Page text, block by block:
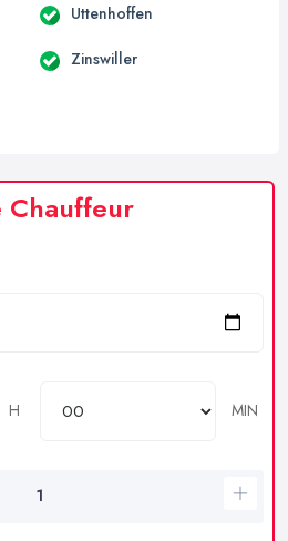
Uttenhoffen
Zinswiller
Chauffeur
H
MIN